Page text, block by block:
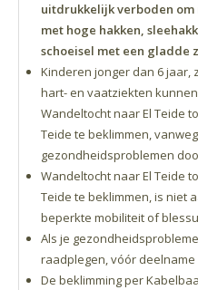
uitdrukkelijk verboden om
met hoge hakken,
schoeisel met een gladde
Kinderen jonger dan 6
hart- en vaatziekten
Wandeltocht naar El Teide
Teide te beklimmen,
gezondheidsproblemen
Wandeltocht naar El Teide
Teide te beklimmen, is niet
beperkte mobiliteit of
Als je
raadplegen, vóór
De beklimming per